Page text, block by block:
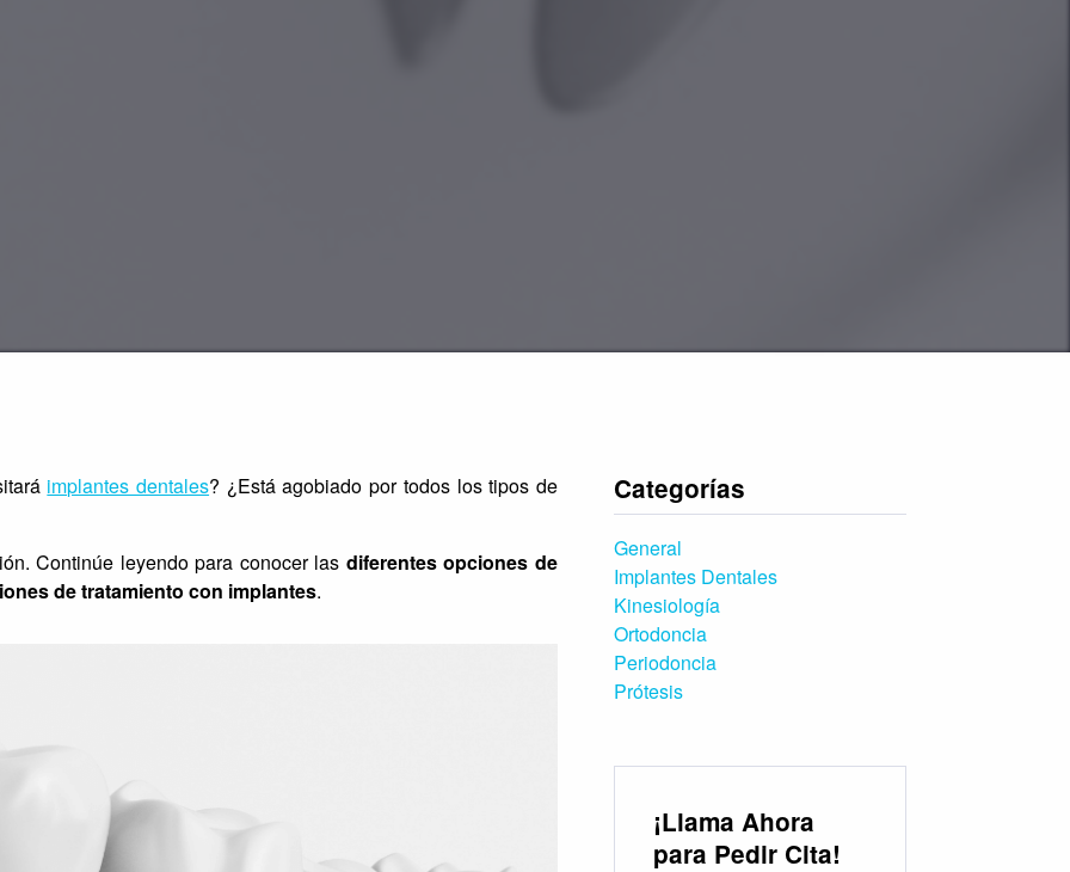
implantes dentales? ¿Está agobiado por todos los tipos de
Continúe leyendo para conocer las diferentes opciones de
de tratamiento con implantes.
Categorías
General
Implantes Dentales
Kinesiología
Ortodoncia
Periodoncia
Prótesis
¡Llama Ahora
para Pedir Cita!